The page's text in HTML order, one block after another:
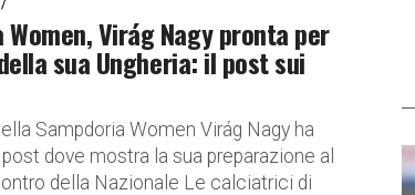
Women, Virág Nagy pronta per
sua Ungheria: il post sui
Sampdoria Women Virág Nagy ha
dove mostra la sua preparazione al
della Nazionale Le calciatrici di